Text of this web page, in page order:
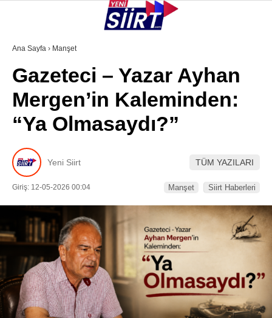
YAZARLAR
KURTALAN
ERUH
BAYKAN
PERVARI
TILLO
GÜNDEM
NÖBETÇI ECZANELER
Ana Sayfa › Manşet
Gazeteci – Yazar Ayhan
Mergen’in Kaleminden:
“Ya Olmasaydı?”
Yeni Siirt TÜM YAZILARI
Giriş: 12-05-2026 00:04 Manşet Siirt Haberleri